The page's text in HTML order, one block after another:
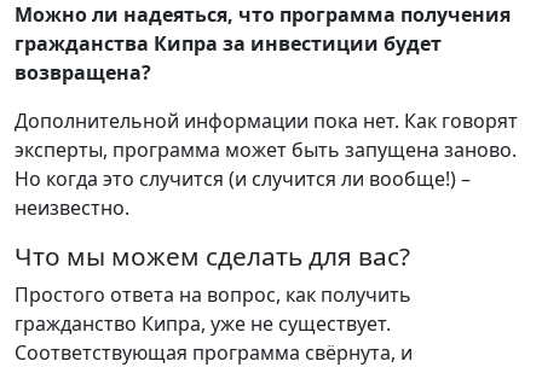
Можно ли надеяться, что программа получения
гражданства Кипра за инвестиции будет
возвращена?
Дополнительной информации пока нет. Как говорят
эксперты, программа может быть запущена заново.
Но когда это случится (и случится ли вообще!) –
неизвестно.
Что мы можем сделать для вас?
Простого ответа на вопрос, как получить
гражданство Кипра, уже не существует.
Соответствующая программа свёрнута, и